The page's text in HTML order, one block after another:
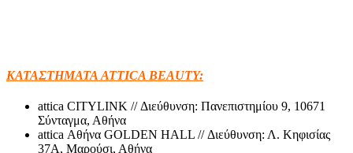
ΚΑΤΑΣΤΗΜΑΤΑ ATTICA BEAUTY:
attica CITYLINK // Διεύθυνση: Πανεπιστημίου 9, 10671
Σύνταγμα, Αθήνα
attica Αθήνα GOLDEN HALL // Διεύθυνση: Λ. Κηφισίας
37Α, Μαρούσι, Αθήνα